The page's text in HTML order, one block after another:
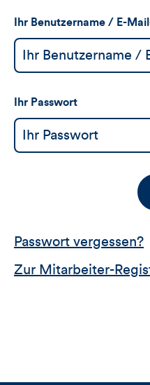
Ihr Benutzername / E-
Ihr Passwort
Passwort vergessen?
Zur Mitarbeiter-